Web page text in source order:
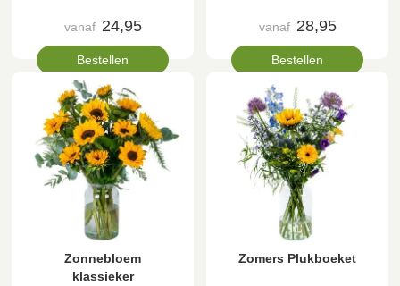
vanaf 24,95
Bestellen
vanaf 28,95
Bestellen
Zonnebloem
klassieker
Zomers Plukboeket